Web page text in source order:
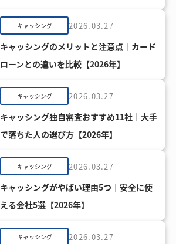
キャッシング 2026.03.27
キャッシングのメリットと注意点｜カード
ローンとの違いを比較【2026年】
キャッシング 2026.03.27
キャッシング独自審査おすすめ11社｜大手
で落ちた人の選び方【2026年】
キャッシング 2026.03.27
キャッシングがやばい理由5つ｜安全に使
える会社5選【2026年】
キャッシング 2026.03.27